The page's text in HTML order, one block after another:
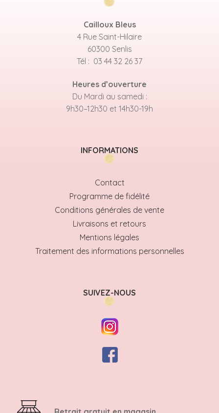
Cailloux Bleus
4 Rue Saint-Hilaire
60300 Senlis
Tél : 03 44 32 26 37
Heures d’ouverture
Du Mardi au samedi :
9h30–12h30 et 14h30-19h
INFORMATIONS
Contact
Programme de fidélité
Conditions générales de vente
Livraisons et retours
Mentions légales
Traitement des informations personnelles
SUIVEZ-NOUS